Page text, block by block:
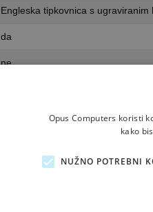
Engleska tipkovnica s ugraviranim
da
ne
Stanje:Novi proizvod
Opus Computers koristi
kako
NUŽNO POTREBNI